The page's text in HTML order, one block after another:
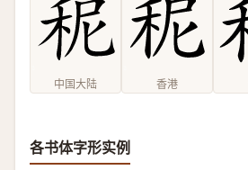
中国大陆 香港
各书体字形实例